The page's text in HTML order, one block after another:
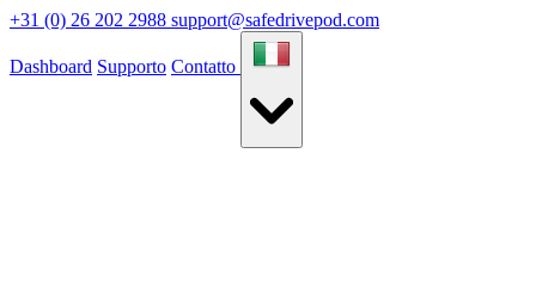
+31 (0) 26 202 2988 support@safedrivepod.com
Dashboard Supporto Contatto